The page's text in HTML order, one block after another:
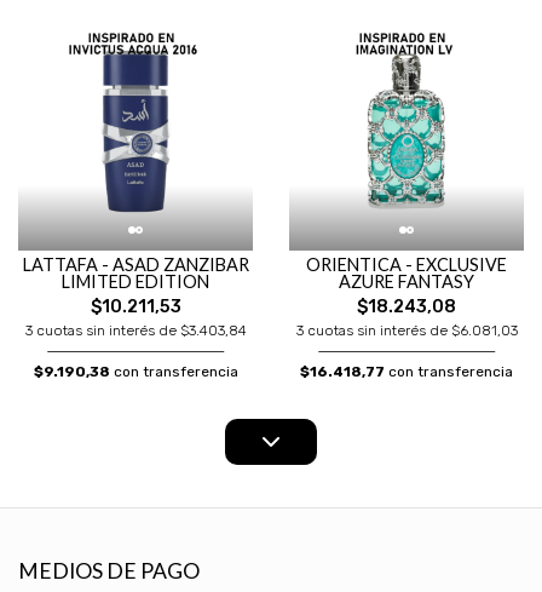
LATTAFA - ASAD ZANZIBAR
LIMITED EDITION
$10.211,53
3 cuotas sin interés de $3.403,84
$9.190,38 con transferencia
ORIENTICA - EXCLUSIVE
AZURE FANTASY
$18.243,08
3 cuotas sin interés de $6.081,03
$16.418,77 con transferencia
MEDIOS DE PAGO